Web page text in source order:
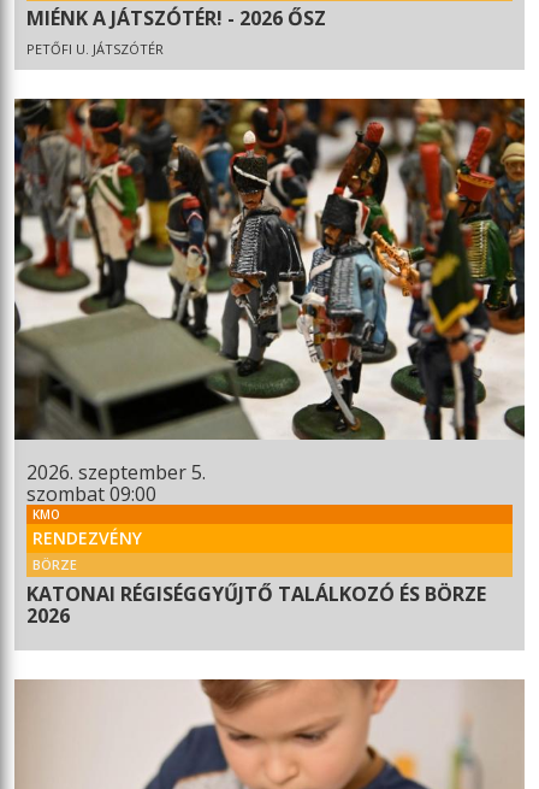
MIÉNK A JÁTSZÓTÉR! - 2026 ŐSZ
PETŐFI U. JÁTSZÓTÉR
2026. szeptember 5.
szombat 09:00
KMO
RENDEZVÉNY
BÖRZE
KATONAI RÉGISÉGGYŰJTŐ TALÁLKOZÓ ÉS BÖRZE
2026